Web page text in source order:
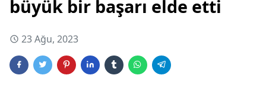
büyük bir başarı elde etti
23 Ağu, 2023